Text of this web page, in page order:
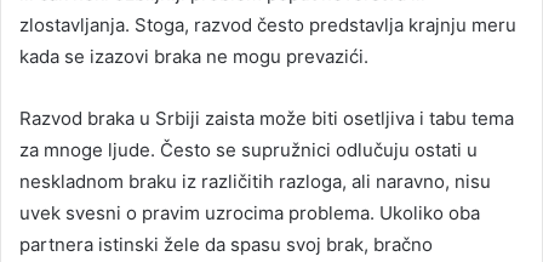
zlostavljanja. Stoga, razvod često predstavlja krajnju meru
kada se izazovi braka ne mogu prevazići.
Razvod braka u Srbiji zaista može biti osetljiva i tabu tema
za mnoge ljude. Često se supružnici odlučuju ostati u
neskladnom braku iz različitih razloga, ali naravno, nisu
uvek svesni o pravim uzrocima problema. Ukoliko oba
partnera istinski žele da spasu svoj brak, bračno